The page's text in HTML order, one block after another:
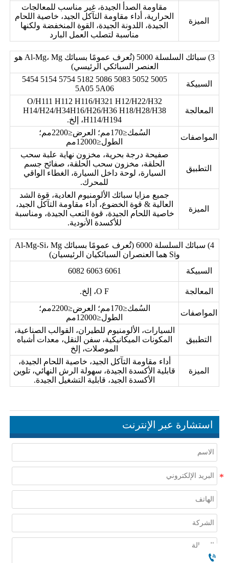
الميزة
مقاومة الصدأ الجيدة، غير مناسب للمعالجات
الحرارية، أداء مقاومة التآكل الجيد، خاصية اللحام
الجيدة، اللدونة الجيدة، القوة المنخفضة ولكنها
مناسبة لتصلب العمل البارد
3) سبائك السلسلة 5000 (تُعرف عمومًا بسبائك Al-Mg، Mg هو
العنصر السبائكي الرئيسي)
السبيكة
5005 5052 5083 5086 5182 5754 5154 5454
5A05 5A06
المعالجة
O/H111 H112 H116/H321 H12/H22/H32
H14/H24/H34H16/H26/H36 H18/H28/H38
H114/H194، إلخ.
المواصفات
السُمك≤170مم؛ العرض≤2200مم؛
الطول≤12000مم
التطبيق
صفيحة درجة بحرية، مخزون نهاية علبة سحب
الحلقة، مخزون سحب الحلقة، صفائح جسم
السيارة، لوحة داخل السيارة، الغطاء الواقي
للمحرك.
الميزة
جميع مزايا سبائك الألومنيوم العادية، قوة الشد
العالية & قوة الخضوع، أداء مقاومة التآكل الجيد،
خاصية اللحام الجيدة، قوة التعب الجيدة، ومناسبة
للأكسدة الأنودية.
4) سبائك السلسلة 6000 (تُعرف عمومًا بسبائك Al-Mg-Si، Mg
وSi هما العنصران السبائكيان الرئيسيان)
السبيكة
6061 6063 6082
المعالجة O F، إلخ.
المواصفات
السُمك≤170مم؛ العرض≤2200مم؛
الطول≤12000مم
التطبيق
السيارات، الألومنيوم للطيران، القوالب الصناعية،
المكونات الميكانيكية، سفن النقل، معدات أشباه
الموصلات، إلخ
الميزة
أداء مقاومة التآكل الجيد، خاصية اللحام الجيدة،
قابلية الأكسدة الجيدة، سهولة الرش النهائي، تلوين
الأكسدة الجيد، قابلية التشغيل الجيدة.
استشارة عبر الإنترنت
